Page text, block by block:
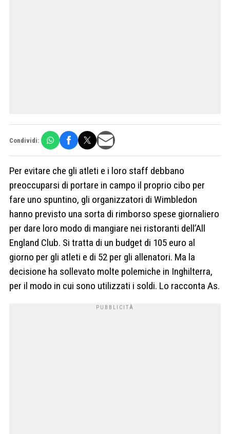
Condividi:
Per evitare che gli atleti e i loro staff debbano
preoccuparsi di portare in campo il proprio cibo per
fare uno spuntino, gli organizzatori di Wimbledon
hanno previsto una sorta di rimborso spese giornaliero
per dare loro modo di mangiare nei ristoranti dell’All
England Club. Si tratta di un budget di 105 euro al
giorno per gli atleti e di 52 per gli allenatori. Ma la
decisione ha sollevato molte polemiche in Inghilterra,
per il modo in cui sono utilizzati i soldi. Lo racconta As.